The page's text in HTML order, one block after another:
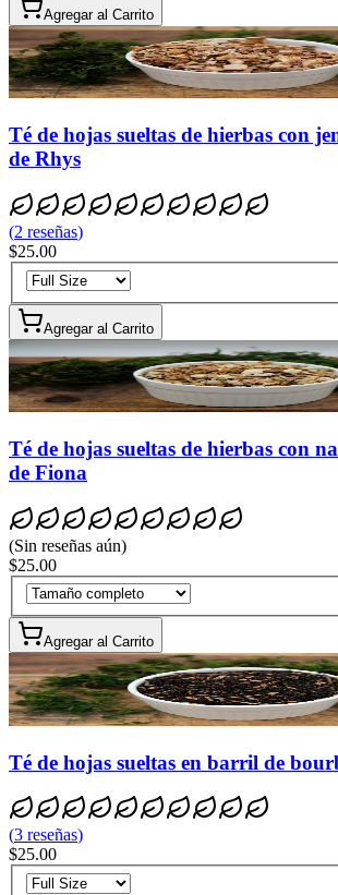
Agregar al Carrito
Té de hojas sueltas de hierbas con
de Rhys
(2 reseñas)
$25.00
Agregar al Carrito
Té de hojas sueltas de hierbas con
de Fiona
(Sin reseñas aún)
$25.00
Agregar al Carrito
Té de hojas sueltas en barril de
(3 reseñas)
$25.00